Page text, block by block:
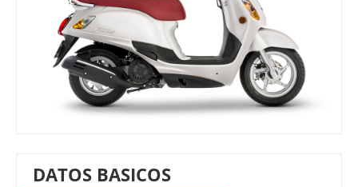
DATOS BASICOS